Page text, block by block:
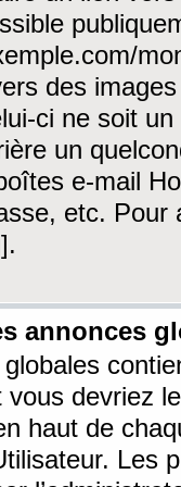
des
ci ne soit
un
e-mail
etc. Pour
annonces
vous devriez
haut de
Les